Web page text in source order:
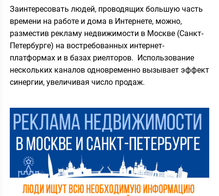
Заинтересовать людей, проводящих большую часть
времени на работе и дома в Интернете, можно,
разместив рекламу недвижимости в Москве (Санкт-
Петербурге) на востребованных интернет-
платформах и в базах риелторов. Использование
нескольких каналов одновременно вызывает эффект
синергии, увеличивая число продаж.